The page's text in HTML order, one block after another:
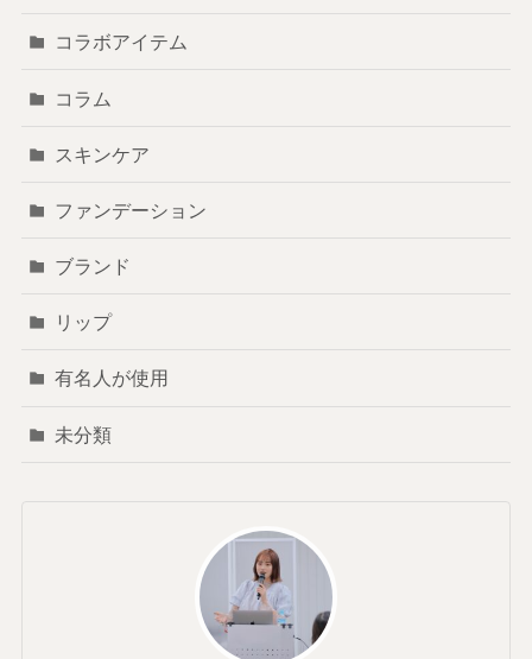
コラボアイテム
コラム
スキンケア
ファンデーション
ブランド
リップ
有名人が使用
未分類